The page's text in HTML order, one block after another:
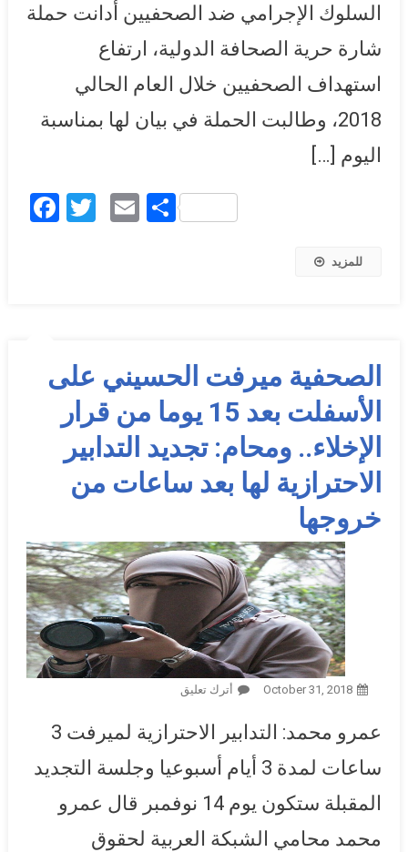
السلوك الإجرامي ضد الصحفيين أدانت حملة
شارة حرية الصحافة الدولية، ارتفاع
استهداف الصحفيين خلال العام الحالي
2018، وطالبت الحملة في بيان لها بمناسبة
اليوم […]
Facebook
Twitter
EmailShare
للمزيد
الصحفية ميرفت الحسيني على
الأسفلت بعد 15 يوما من قرار
الإخلاء.. ومحام: تجديد التدابير
الاحترازية لها بعد ساعات من
خروجها
October 31, 2018 أترك تعليق
قرار الإخلاء.. ومحام: تجديد
من خروجها
عمرو محمد: التدابير الاحترازية لميرفت 3
ساعات لمدة 3 أيام أسبوعيا وجلسة التجديد
المقبلة ستكون يوم 14 نوفمبر قال عمرو
محمد محامي الشبكة العربية لحقوق